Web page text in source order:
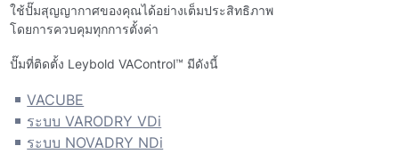
ใช้ปั๊มสุญญากาศของคุณได้อย่างเต็มประสิทธิภาพ
โดยการควบคุมทุกการตั้งค่า
ปั๊มที่ติดตั้ง Leybold VAControl™ มีดังนี้
VACUBE
ระบบ VARODRY VDi
ระบบ NOVADRY NDi